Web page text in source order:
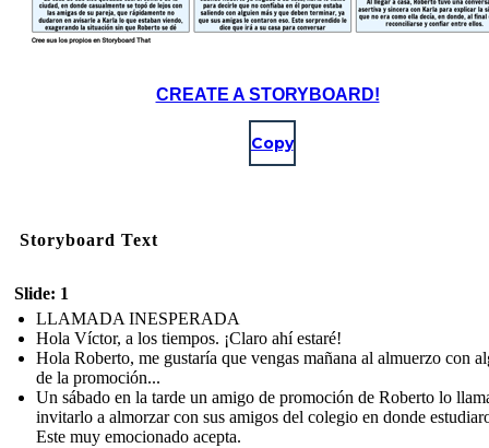
CREATE A STORYBOARD!
Copy
Storyboard Text
Slide: 1
LLAMADA INESPERADA
Hola Víctor, a los tiempos. ¡Claro ahí estaré!
Hola Roberto, me gustaría que vengas mañana al almuerzo con
de la promoción...
Un sábado en la tarde un amigo de promoción de Roberto lo
invitarlo a almorzar con sus amigos del colegio en donde
Este muy emocionado acepta.